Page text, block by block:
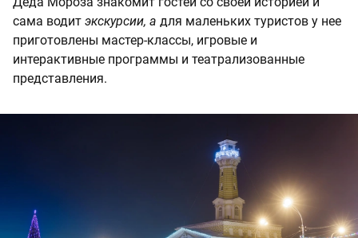
сама водит экскурсии, а для маленьких туристов у нее
приготовлены мастер-классы, игровые и
интерактивные программы и театрализованные
представления.